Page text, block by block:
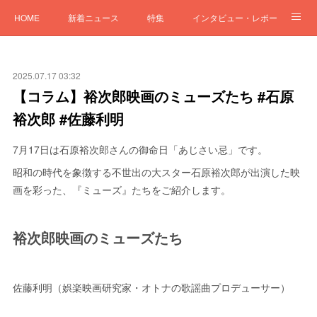
HOME 新着ニュース 特集 インタビュー・レポート
2025.07.17 03:32
【コラム】裕次郎映画のミューズたち #石原
裕次郎 #佐藤利明
7月17日は石原裕次郎さんの御命日「あじさい忌」です。
昭和の時代を象徴する不世出の大スター石原裕次郎が出演した映
画を彩った、『ミューズ』たちをご紹介します。
裕次郎映画のミューズたち
佐藤利明（娯楽映画研究家・オトナの歌謡曲プロデューサー）